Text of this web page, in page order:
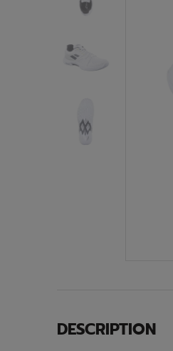
DESCRIPTION